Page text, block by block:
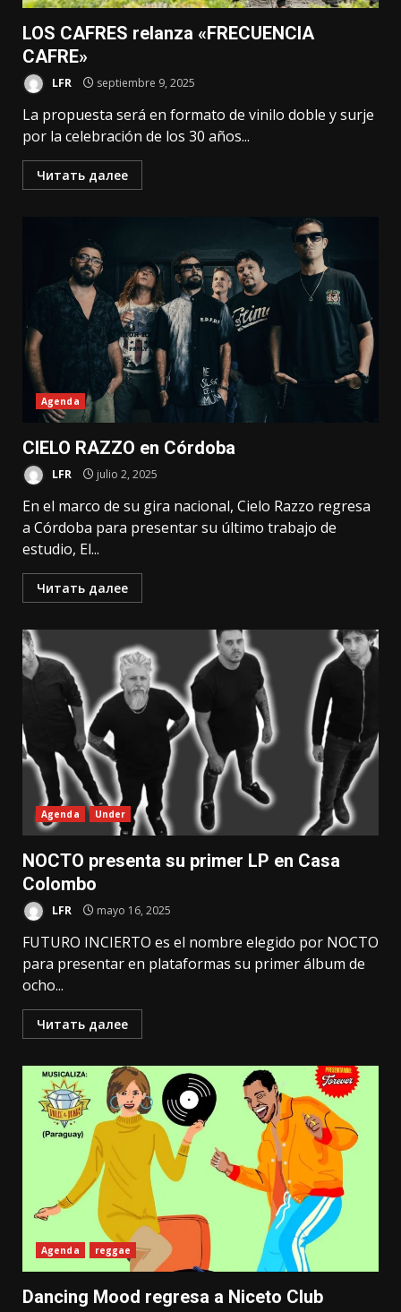
LOS CAFRES relanza «FRECUENCIA
CAFRE»
LFR septiembre 9, 2025
La propuesta será en formato de vinilo doble y surje
por la celebración de los 30 años...
Читать далее
Agenda
CIELO RAZZO en Córdoba
LFR julio 2, 2025
En el marco de su gira nacional, Cielo Razzo regresa
a Córdoba para presentar su último trabajo de
estudio, El...
Читать далее
Agenda Under
NOCTO presenta su primer LP en Casa
Colombo
LFR mayo 16, 2025
FUTURO INCIERTO es el nombre elegido por NOCTO
para presentar en plataformas su primer álbum de
ocho...
Читать далее
Agenda reggae
Dancing Mood regresa a Niceto Club